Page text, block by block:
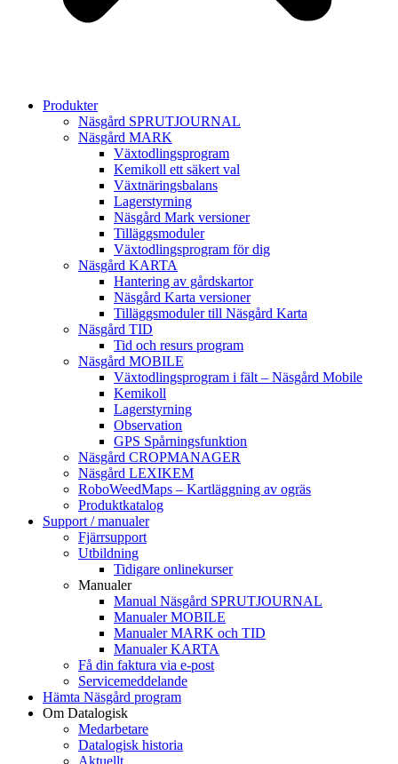
Produkter
Näsgård SPRUTJOURNAL
Näsgård MARK
Växtodlingsprogram
Kemikoll ett säkert val
Växtnäringsbalans
Lagerstyrning
Näsgård Mark versioner
Tilläggsmoduler
Växtodlingsprogram för dig
Näsgård KARTA
Hantering av gårdskartor
Näsgård Karta versioner
Tilläggsmoduler till Näsgård Karta
Näsgård TID
Tid och resurs program
Näsgård MOBILE
Växtodlingsprogram i fält – Näsgård Mobile
Kemikoll
Lagerstyrning
Observation
GPS Spårningsfunktion
Näsgård CROPMANAGER
Näsgård LEXIKEM
RoboWeedMaps – Kartläggning av ogräs
Produktkatalog
Support / manualer
Fjärrsupport
Utbildning
Tidigare onlinekurser
Manualer
Manual Näsgård SPRUTJOURNAL
Manualer MOBILE
Manualer MARK och TID
Manualer KARTA
Få din faktura via e-post
Servicemeddelande
Hämta Näsgård program
Om Datalogisk
Medarbetare
Datalogisk historia
Aktuellt